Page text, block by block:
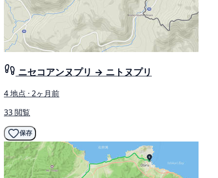
ニセコアンヌプリ → ニトヌプリ
4 地点 · 2ヶ月前
33 閲覧
保存